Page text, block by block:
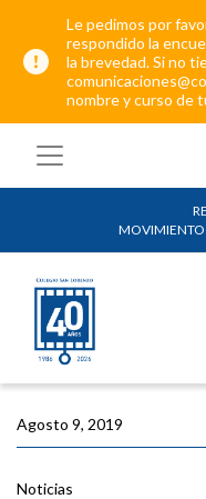
Le pedimos por
respondido la
la brevedad. Si no
nombre y curso de
Agosto 9, 2019
Noticias